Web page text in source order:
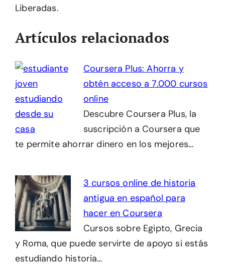
Liberadas.
Artículos relacionados
Coursera Plus: Ahorra y
obtén acceso a 7.000 cursos
online
Descubre Coursera Plus, la
suscripción a Coursera que
te permite ahorrar dinero en los mejores…
3 cursos online de historia
antigua en español para
hacer en Coursera
Cursos sobre Egipto, Grecia
y Roma, que puede servirte de apoyo si estás
estudiando historia…